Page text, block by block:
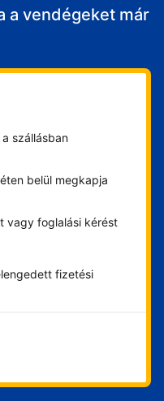
a vendégeket már
szállásban
belül megkapja
vagy foglalási kérést
fizetési